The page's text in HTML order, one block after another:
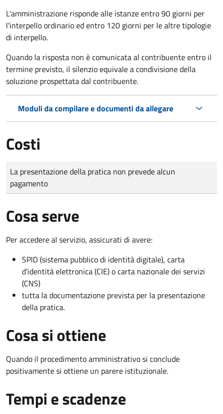
L'amministrazione risponde alle istanze entro 90 giorni per
l'interpello ordinario ed entro 120 giorni per le altre tipologie
di interpello.
Quando la risposta non è comunicata al contribuente entro il
termine previsto, il silenzio equivale a condivisione della
soluzione prospettata dal contribuente.
Moduli da compilare e documenti da allegare
Costi
Tipo di pagamento
Importo
La presentazione della pratica non prevede alcun
pagamento
Cosa serve
Per accedere al servizio, assicurati di avere:
SPID (sistema pubblico di identità digitale), carta
d’identità elettronica (CIE) o carta nazionale dei servizi
(CNS)
tutta la documentazione prevista per la presentazione
della pratica.
Cosa si ottiene
Quando il procedimento amministrativo si conclude
positivamente si ottiene un parere istituzionale.
Tempi e scadenze